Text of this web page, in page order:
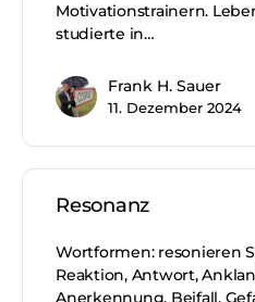
Motivationstrainern.
studierte in…
Frank H. Sauer
11. Dezember 2024
Resonanz
Wortformen: resonieren
Reaktion, Antwort,
Anerkennung, Beifall,